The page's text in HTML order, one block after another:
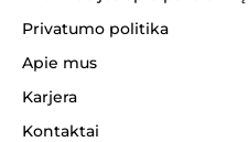
Privatumo politika
Apie mus
Karjera
Kontaktai